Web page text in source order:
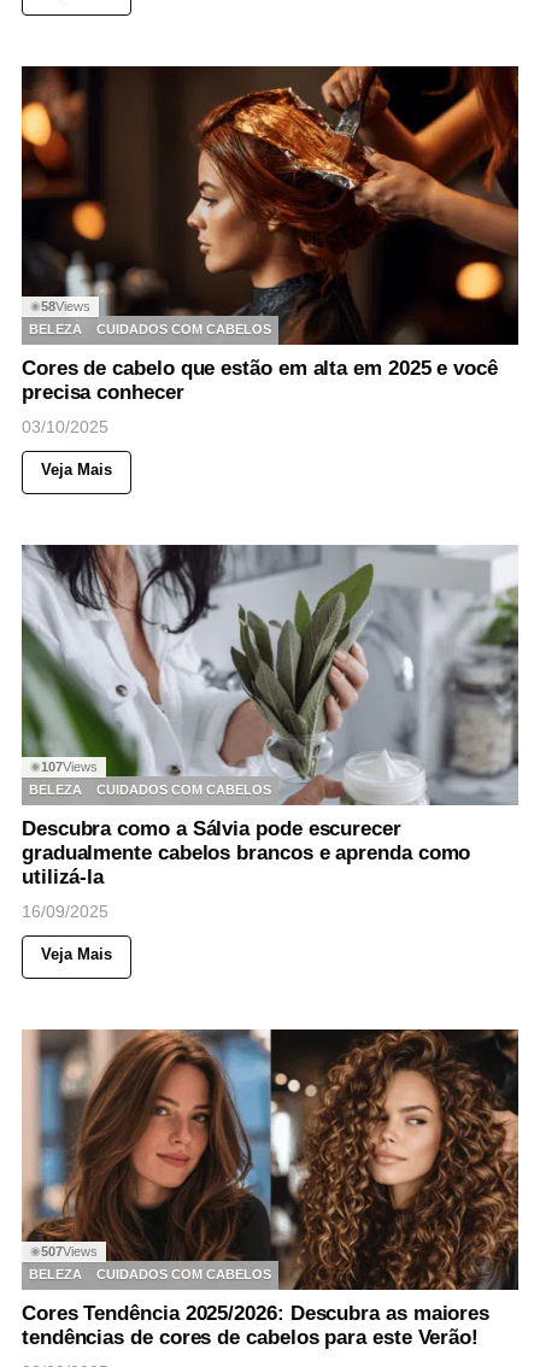
◉58Views
BELEZA
CUIDADOS COM CABELOS
Cores de cabelo que estão em alta em 2025 e você
precisa conhecer
03/10/2025
Veja Mais
◉107Views
BELEZA
CUIDADOS COM CABELOS
Descubra como a Sálvia pode escurecer
gradualmente cabelos brancos e aprenda como
utilizá-la
16/09/2025
Veja Mais
◉507Views
BELEZA
CUIDADOS COM CABELOS
Cores Tendência 2025/2026: Descubra as maiores
tendências de cores de cabelos para este Verão!